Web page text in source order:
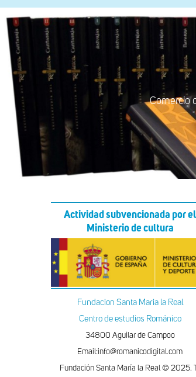
Comercio
Actividad subvencionada por el
Ministerio de cultura
Fundacion Santa Maria la Real
Centro de estudios Románico
34800 Aguilar de Campoo
Email:info@romanicodigital.com
Fundación Santa María la Real © 2025.